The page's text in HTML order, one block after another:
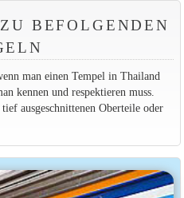
BEFOLGENDEN
man einen Tempel in Thailand
kennen und respektieren muss.
ausgeschnittenen Oberteile oder